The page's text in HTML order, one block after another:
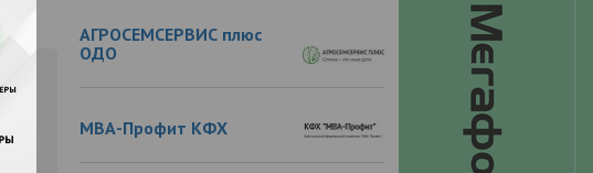
АГРОСЕМСЕРВИС плюс
ОДО
МВА-Профит КФХ